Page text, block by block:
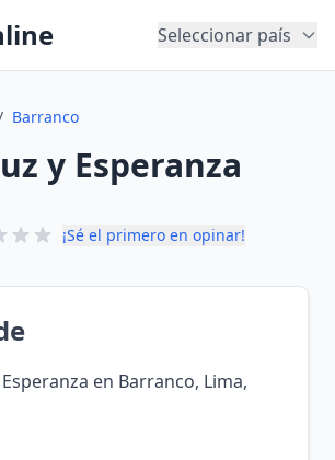
Seleccionar país
Barranco
y Esperanza
¡Sé el primero en opinar!
en Barranco, Lima,